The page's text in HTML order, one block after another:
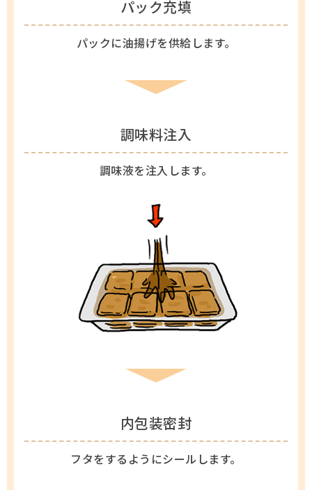
パック充填
パックに油揚げを供給します。
調味料注入
調味液を注入します。
内包装密封
フタをするようにシールします。